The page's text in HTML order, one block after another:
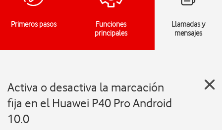
Primeros pasos
Funciones
principales
Llamadas y
mensajes
Activa o desactiva la marcación
fija en el Huawei P40 Pro Android
10.0